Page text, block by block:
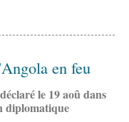
en feu
le 19 aoû dans
diplomatique